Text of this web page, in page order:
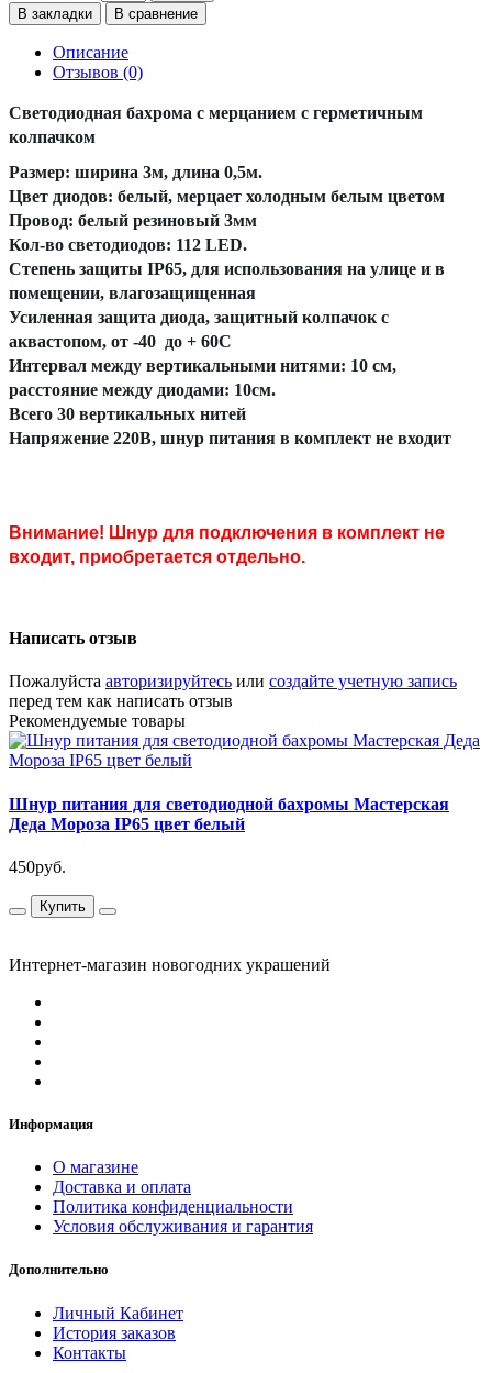
В закладки
В сравнение
Описание
Отзывов (0)
Светодиодная бахрома с мерцанием с герметичным
колпачком
Размер: ширина 3м, длина 0,5м.
Цвет диодов: белый, мерцает холодным белым цветом
Провод: белый резиновый 3мм
Кол-во светодиодов: 112 LED.
Степень защиты IP65, для использования на улице и в
помещении, влагозащищенная
Усиленная защита диода, защитный колпачок с
аквастопом, от -40 до + 60С
Интервал между вертикальными нитями: 10 см,
расстояние между диодами: 10см.
Всего 30 вертикальных нитей
Напряжение 220В, шнур питания в комплект не входит
Внимание! Шнур для подключения в комплект не
входит, приобретается отдельно.
Написать отзыв
Пожалуйста авторизируйтесь или создайте учетную запись
перед тем как написать отзыв
Рекомендуемые товары
Шнур питания для светодиодной бахромы Мастерская
Деда Мороза IP65 цвет белый
450руб.
Купить
Интернет-магазин новогодних украшений
Информация
О магазине
Доставка и оплата
Политика конфиденциальности
Условия обслуживания и гарантия
Дополнительно
Личный Кабинет
История заказов
Контакты